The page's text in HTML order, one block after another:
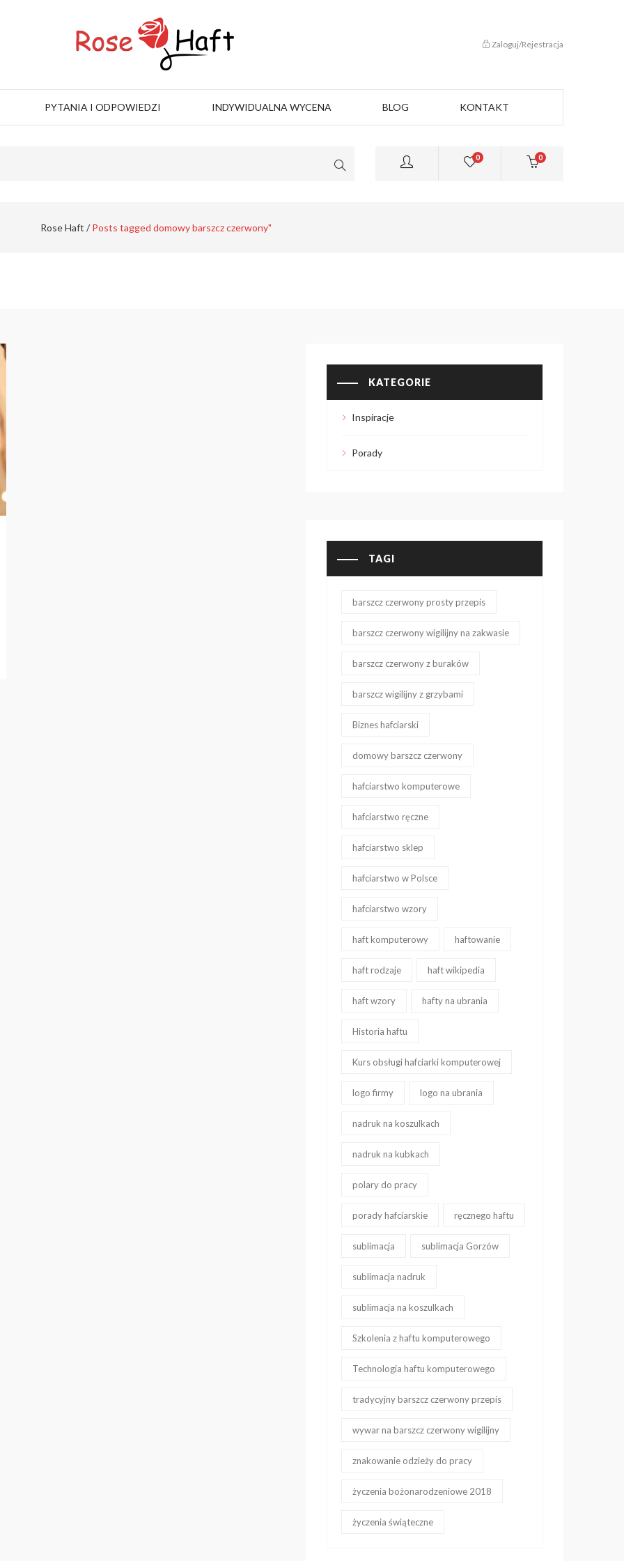
Zaloguj/Rejestracja
PYTANIA I ODPOWIEDZI INDYWIDUALNA WYCENA BLOG KONTAKT
0
0
Rose Haft / Posts tagged domowy barszcz czerwony"
KATEGORIE
Inspiracje
Porady
TAGI
barszcz czerwony prosty przepis
barszcz czerwony wigilijny na zakwasie
barszcz czerwony z buraków
barszcz wigilijny z grzybami
Biznes hafciarski
domowy barszcz czerwony
hafciarstwo komputerowe
hafciarstwo ręczne
hafciarstwo sklep
hafciarstwo w Polsce
hafciarstwo wzory
haft komputerowy haftowanie
haft rodzaje haft wikipedia
haft wzory hafty na ubrania
Historia haftu
Kurs obsługi hafciarki komputerowej
logo firmy logo na ubrania
nadruk na koszulkach
nadruk na kubkach
polary do pracy
porady hafciarskie ręcznego haftu
sublimacja sublimacja Gorzów
sublimacja nadruk
sublimacja na koszulkach
Szkolenia z haftu komputerowego
Technologia haftu komputerowego
tradycyjny barszcz czerwony przepis
wywar na barszcz czerwony wigilijny
znakowanie odzieży do pracy
życzenia bożonarodzeniowe 2018
życzenia świąteczne